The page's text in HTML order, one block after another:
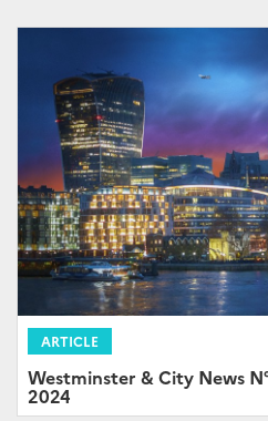
ARTICLE
Westminster & City News
2024